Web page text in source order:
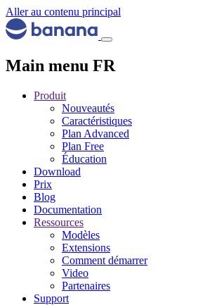
Aller au contenu principal
Main menu FR
Produit
Nouveautés
Caractéristiques
Plan Advanced
Plan Free
Éducation
Download
Prix
Blog
Documentation
Ressources
Modèles
Extensions
Comment démarrer
Video
Partenaires
Support